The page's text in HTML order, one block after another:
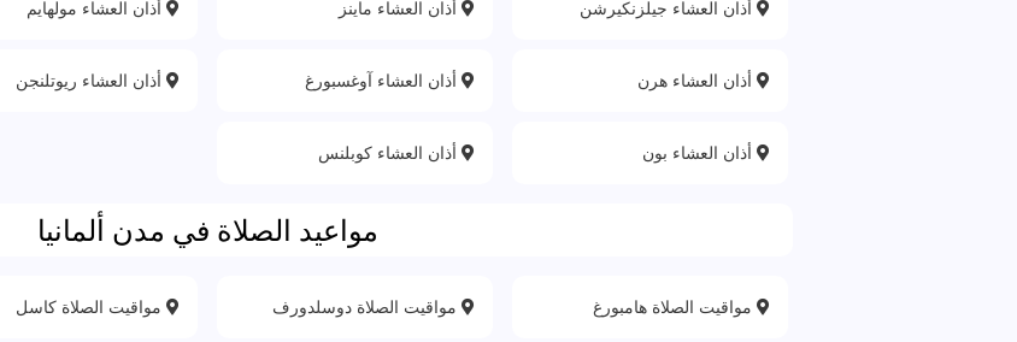
أذان العشاء جيلزنكيرشن أذان العشاء ماينز أذان العشاء مولهايم
أذان العشاء هرن أذان العشاء آوغسبورغ أذان العشاء ريوتلنجن
أذان العشاء بون أذان العشاء كوبلنس
مواعيد الصلاة في مدن ألمانيا
مواقيت الصلاة هامبورغ مواقيت الصلاة دوسلدورف مواقيت الصلاة كاسل